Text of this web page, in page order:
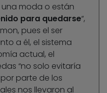
moda o están
para quedarse“,
pues el ser
a él, el sistema
actual, el
“no solo evitaría
parte de los
nos llevaron al